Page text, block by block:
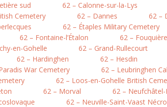
sud 62 – Calonne-sur-la-Lys
Cemetery 62 – Dannes 62 –
62 – Étaples Military Cemetery
62 – Fontaine-l’Étalon 62 –
en-Gohelle 62 – Grand-Rullecourt
62 – Hardinghen 62 – Hesdin
War Cemetery 62 – Leubringhen
62 – Loos-en-Gohelle British
62 – Morval
62 –
62 – Neuville-Saint-Vaast